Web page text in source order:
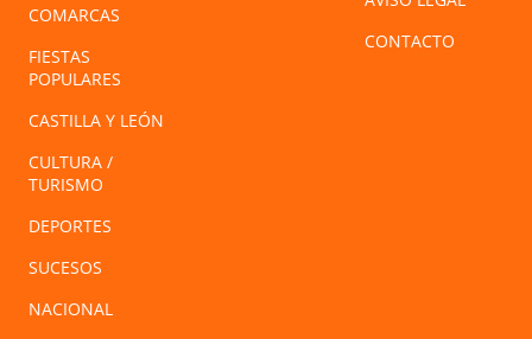
COMARCAS
FIESTAS
POPULARES
CASTILLA Y LEÓN
CULTURA /
TURISMO
DEPORTES
SUCESOS
NACIONAL
CONTACTO